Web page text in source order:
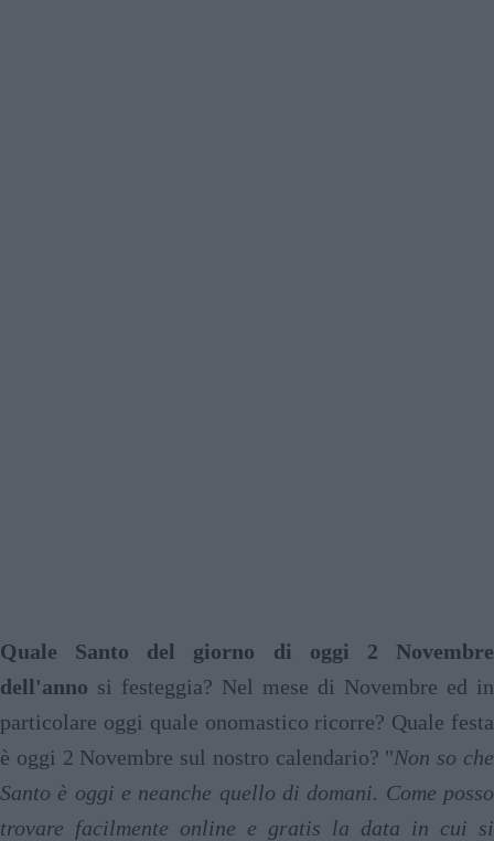
Quale Santo del giorno di oggi 2 Novembre
dell'anno si festeggia? Nel mese di Novembre ed in
particolare oggi quale onomastico ricorre? Quale festa
è oggi 2 Novembre sul nostro calendario? "Non so che
Santo è oggi e neanche quello di domani. Come posso
trovare facilmente online e gratis la data in cui si